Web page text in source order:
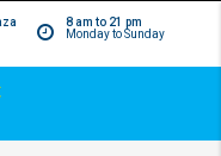
8 am to 21 pm
Monday to Sunday